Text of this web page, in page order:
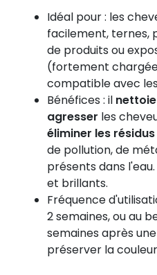
Idéal pour : les
facilement, ternes,
de produits ou
(fortement
compatible avec
Bénéfices : il
agresser les
éliminer les résidus
de pollution, de
présents dans
et brillants.
Fréquence
2 semaines, ou au
semaines après
préserver la